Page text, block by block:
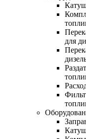
для